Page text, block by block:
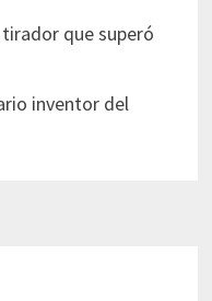
que superó
inventor del